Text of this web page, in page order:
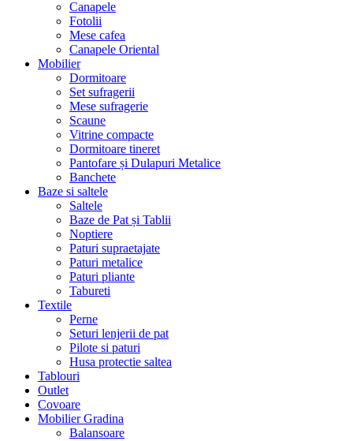
Canapele
Fotolii
Mese cafea
Canapele Oriental
Mobilier
Dormitoare
Set sufragerii
Mese sufragerie
Scaune
Vitrine compacte
Dormitoare tineret
Pantofare și Dulapuri Metalice
Banchete
Baze si saltele
Saltele
Baze de Pat și Tablii
Noptiere
Paturi supraetajate
Paturi metalice
Paturi pliante
Tabureti
Textile
Perne
Seturi lenjerii de pat
Pilote si paturi
Husa protectie saltea
Tablouri
Outlet
Covoare
Mobilier Gradina
Balansoare